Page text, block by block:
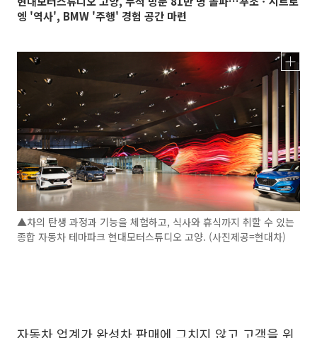
엥 '역사', BMW '주행' 경험 공간 마련
▲차의 탄생 과정과 기능을 체험하고, 식사와 휴식까지 취할 수 있는
종합 자동차 테마파크 현대모터스튜디오 고양. (사진제공=현대차)
자동차 업계가 완성차 판매에 그치지 않고 고객을 위